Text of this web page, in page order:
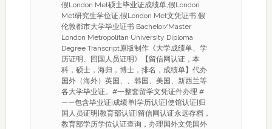
假London Met硕士毕业证成绩单,假London
Met研究生学位证,假London Met文凭证书,假
伦敦都市大学毕业证书 Bachelor/Master
London Metropolitan University Diploma
Degree Transcript原版制作《大学成绩单、学
历证明、回国人员证明》【留信网认证，本
科，硕士，海归，博士，排名，成绩单】代办
国外（海外）英国、、韩国、美国、新西兰等
各大学毕业证。#一整套留学文凭证件办理 #
——包含毕业证|成绩单|学历认证|使馆认证|归
国人员证明|教育部认证|留信网认证永远存档，
教育部学历学位认证查询，办理国外文凭国外